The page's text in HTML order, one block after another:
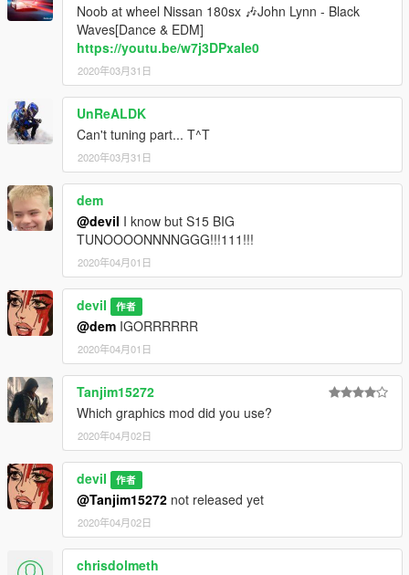
Noob at wheel Nissan 180sx 🎶John Lynn - Black
Waves[Dance & EDM]
https://youtu.be/w7j3DPxaIe0
2020年03月31日
UnReALDK
Can't tuning part... T^T
2020年03月31日
dem
@deviI I know but S15 BIG
TUNOOOONNNNGGG!!!111!!!
2020年04月01日
deviI 作者
@dem IGORRRRRR
2020年04月01日
Tanjim15272
Which graphics mod did you use?
2020年04月02日
deviI 作者
@Tanjim15272 not released yet
2020年04月02日
chrisdolmeth